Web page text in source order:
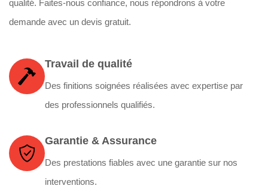
qualité. Faites-nous confiance, nous répondrons à votre
demande avec un devis gratuit.
Travail de qualité
Des finitions soignées réalisées avec expertise par
des professionnels qualifiés.
Garantie & Assurance
Des prestations fiables avec une garantie sur nos
interventions.